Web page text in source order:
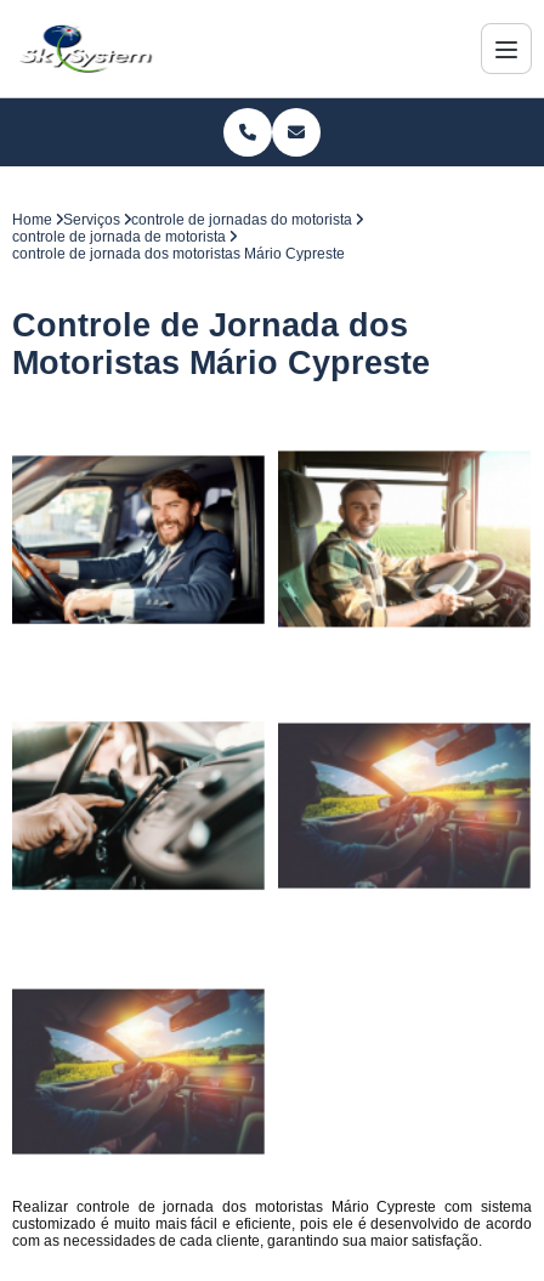
Home Serviços
controle de jornadas do motorista
controle de jornada de motorista
controle de jornada dos motoristas Mário Cypreste
Controle de Jornada dos
Motoristas Mário Cypreste
Realizar controle de jornada dos motoristas Mário Cypreste com sistema
customizado é muito mais fácil e eficiente, pois ele é desenvolvido de acordo
com as necessidades de cada cliente, garantindo sua maior satisfação.